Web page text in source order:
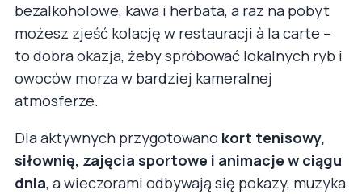
bezalkoholowe, kawa i herbata, a raz na pobyt
możesz zjeść kolację w restauracji à la carte –
to dobra okazja, żeby spróbować lokalnych ryb i
owoców morza w bardziej kameralnej
atmosferze.
Dla aktywnych przygotowano kort tenisowy,
siłownię, zajęcia sportowe i animacje w ciągu
dnia, a wieczorami odbywają się pokazy, muzyka